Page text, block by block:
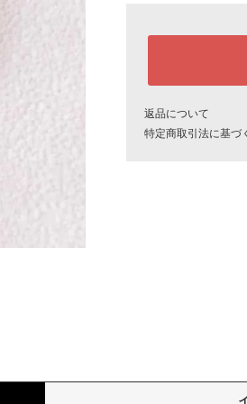
返品について
特定商取引法に基づ